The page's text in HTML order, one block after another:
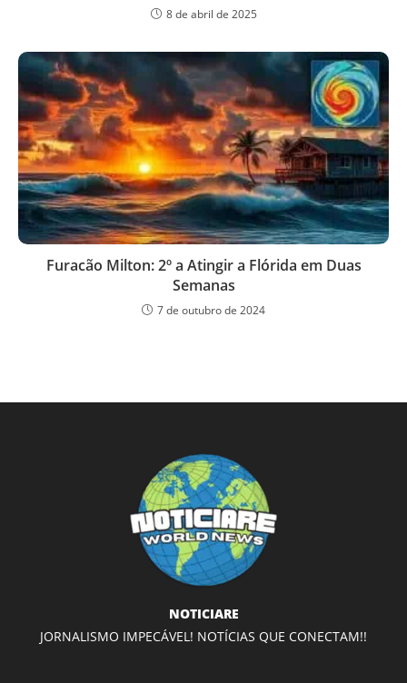
8 de abril de 2025
Furacão Milton: 2º a Atingir a Flórida em Duas
Semanas
7 de outubro de 2024
NOTICIARE
JORNALISMO IMPECÁVEL! NOTÍCIAS QUE CONECTAM!!